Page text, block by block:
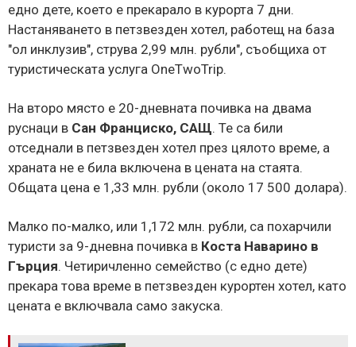
едно дете, което е прекарало в курорта 7 дни.
Настаняването в петзвезден хотел, работещ на база
"ол инклузив", струва 2,99 млн. рубли", съобщиха от
туристическата услуга OneTwoTrip.
На второ място е 20-дневната почивка на двама
руснаци в Сан Франциско, САЩ. Те са били
отседнали в петзвезден хотел през цялото време, а
храната не е била включена в цената на стаята.
Общата цена е 1,33 млн. рубли (около 17 500 долара).
Малко по-малко, или 1,172 млн. рубли, са похарчили
туристи за 9-дневна почивка в Коста Наварино в
Гърция. Четиричленно семейство (с едно дете)
прекара това време в петзвезден курортен хотел, като
цената е включвала само закуска.